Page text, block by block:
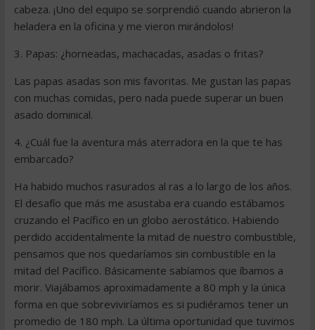
cabeza. ¡Uno del equipo se sorprendió cuando abrieron la
heladera en la oficina y me vieron mirándolos!
3. Papas: ¿horneadas, machacadas, asadas o fritas?
Las papas asadas son mis favoritas. Me gustan las papas
con muchas comidas, pero nada puede superar un buen
asado dominical.
4. ¿Cuál fue la aventura más aterradora en la que te has
embarcado?
Ha habido muchos rasurados al ras a lo largo de los años.
El desafío que más me asustaba era cuando estábamos
cruzando el Pacífico en un globo aerostático. Habiendo
perdido accidentalmente la mitad de nuestro combustible,
pensamos que nos quedaríamos sin combustible en la
mitad del Pacífico. Básicamente sabíamos que íbamos a
morir. Viajábamos aproximadamente a 80 mph y la única
forma en que sobreviviríamos es si pudiéramos tener un
promedio de 180 mph. La última oportunidad que tuvimos